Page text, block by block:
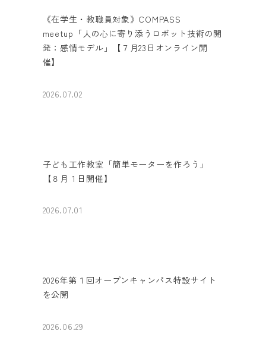
《在学生・教職員対象》COMPASS
meetup「人の心に寄り添うロボット技術の開
発：感情モデル」【７月23日オンライン開
催】
2026.07.02
子ども工作教室「簡単モーターを作ろう」
【８月１日開催】
2026.07.01
2026年第１回オープンキャンパス特設サイト
を公開
2026.06.29